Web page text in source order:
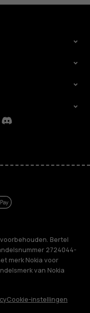
Discord
Bertel
2724044-
merk Nokia voor
van Nokia
Cookie-instellingen